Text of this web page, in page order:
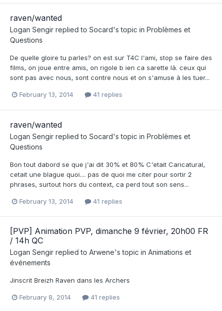
raven/wanted
Logan Sengir replied to Socard's topic in Problèmes et
Questions
De quelle gloire tu parles? on est sur T4C l'ami, stop se faire des
films, on joue entre amis, on rigole b ien ca sarette là. ceux qui
sont pas avec nous, sont contre nous et on s'amuse à les tuer...
February 13, 2014 41 replies
raven/wanted
Logan Sengir replied to Socard's topic in Problèmes et
Questions
Bon tout dabord se que j'ai dit 30% et 80% C'etait Caricatural,
cetait une blague quoi.... pas de quoi me citer pour sortir 2
phrases, surtout hors du context, ca perd tout son sens...
February 13, 2014 41 replies
[PVP] Animation PVP, dimanche 9 février, 20h00 FR
/ 14h QC
Logan Sengir replied to Arwene's topic in Animations et
événements
Jinscrit Breizh Raven dans les Archers
February 8, 2014 41 replies